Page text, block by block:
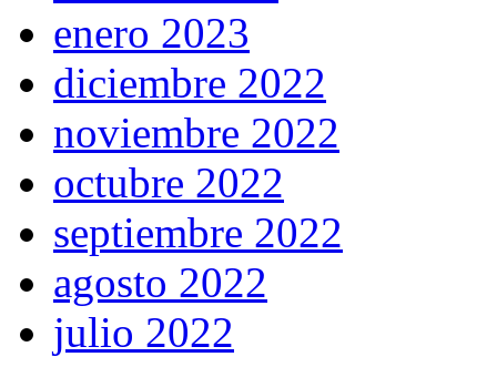
enero 2023
diciembre 2022
noviembre 2022
octubre 2022
septiembre 2022
agosto 2022
julio 2022